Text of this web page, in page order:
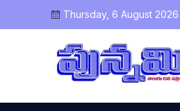
Thursday, 6 August 2026